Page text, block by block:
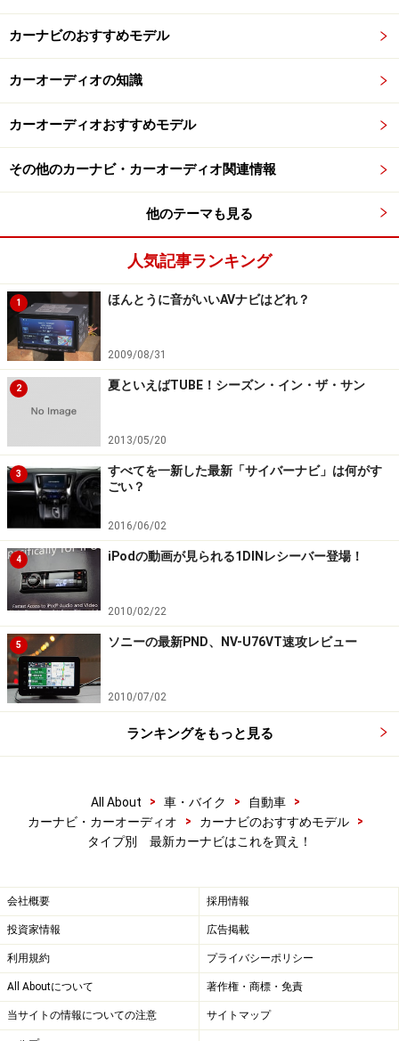
動中に現在受信中の放送局の電波よりも同じ放送の中継
局からの電波が安定受信できるようになったら、自動的
に中継局を受信するよう切り替えるオート中継局サーチ
という機能が便利。またパナソニックは家庭用TVのビエ
ーや８日間まで表示できる電子番組表を採用。操作性の
良さが光る。
またケンウッドは12セグチューナーを標準装備したカー
ナビは発売していないが、HDV-990/790に追加するため
の４×４チューナー、KNA-DT130（9万6,600円）を発売
した。HDV-990/790のモニターが画素数の多いWVGAで
はないため、総合的な画質ではカロッツェリアやパナソ
ニックにかなわないが、アマチュア無線機で培った技術
を活かし、受信能力は両社と同等。アナログTVや携帯電
話などの他の電波の干渉を受けないという、アップダウ
ンコンバーターはケンウッドだけが採用している技術
だ。またケンウッドは４本のアンテナ（２本は別売）を
フロントウィンドウに貼るように推奨。フロントとリア
にアンテナを２本ずつ貼るよりも取り付け工賃が安くす
むなど、懐にも優しい。
次ページ はWeb連携を重視したカーナビ選び
※記事内容は執筆時点のものです。最新の内容をご確認くださ
カーナビのおすすめモデル
カーオーディオの知識
カーオーディオおすすめモデル
その他のカーナビ・カーオーディオ関連情報
他のテーマも見る
人気記事ランキング
1 ほんとうに音がいいAVナビはどれ？
2009/08/31
2 夏といえばTUBE！シーズン・イン・ザ・サン
2013/05/20
3
すべてを一新した最新「サイバーナビ」は何がす
ごい？
2016/06/02
4 iPodの動画が見られる1DINレシーバー登場！
2010/02/22
5 ソニーの最新PND、NV-U76VT速攻レビュー
2010/07/02
ランキングをもっと見る
All About > 車・バイク > 自動車
>
カーナビ・カーオーディオ
> カーナビのおすすめモデル
>
タイプ別 最新カーナビはこれを買え！
会社概要 採用情報
投資家情報 広告掲載
利用規約 プライバシーポリシー
All Aboutについて 著作権・商標・免責
当サイトの情報についての注意 サイトマップ